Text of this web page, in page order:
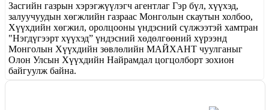
Засгийн газрын хэрэгжүүлэгч агентлаг Гэр бүл, хүүхэд,
залуучуудын хөгжлийн газраас Монголын скаутын холбоо,
Хүүхдийн хөгжил, оролцооны үндэсний сүлжээтэй хамтран
"Нэгдүгээрт хүүхэд” үндэсний хөдөлгөөний хүрээнд
Монголын Хүүхдийн зөвлөлийн МАЙХАНТ чуулганыг
Олон Улсын Хүүхдийн Найрамдал цогцолборт зохион
байгуулж байна.